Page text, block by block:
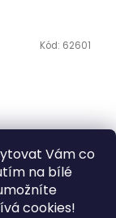
Vám co
na bílé
cookies!
Kód: 62601